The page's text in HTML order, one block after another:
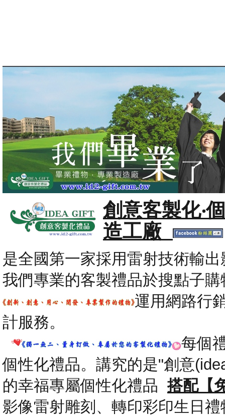
創意客製化‧
造工廠
是全國第一家採用雷射技術輸
我們專業的客製禮品於搜點子
運用網路行
計服務。
每個
個性化禮品。講究的是"創意
的幸福專屬個性化禮品搭配【
影像雷射雕刻、轉印彩印生日禮